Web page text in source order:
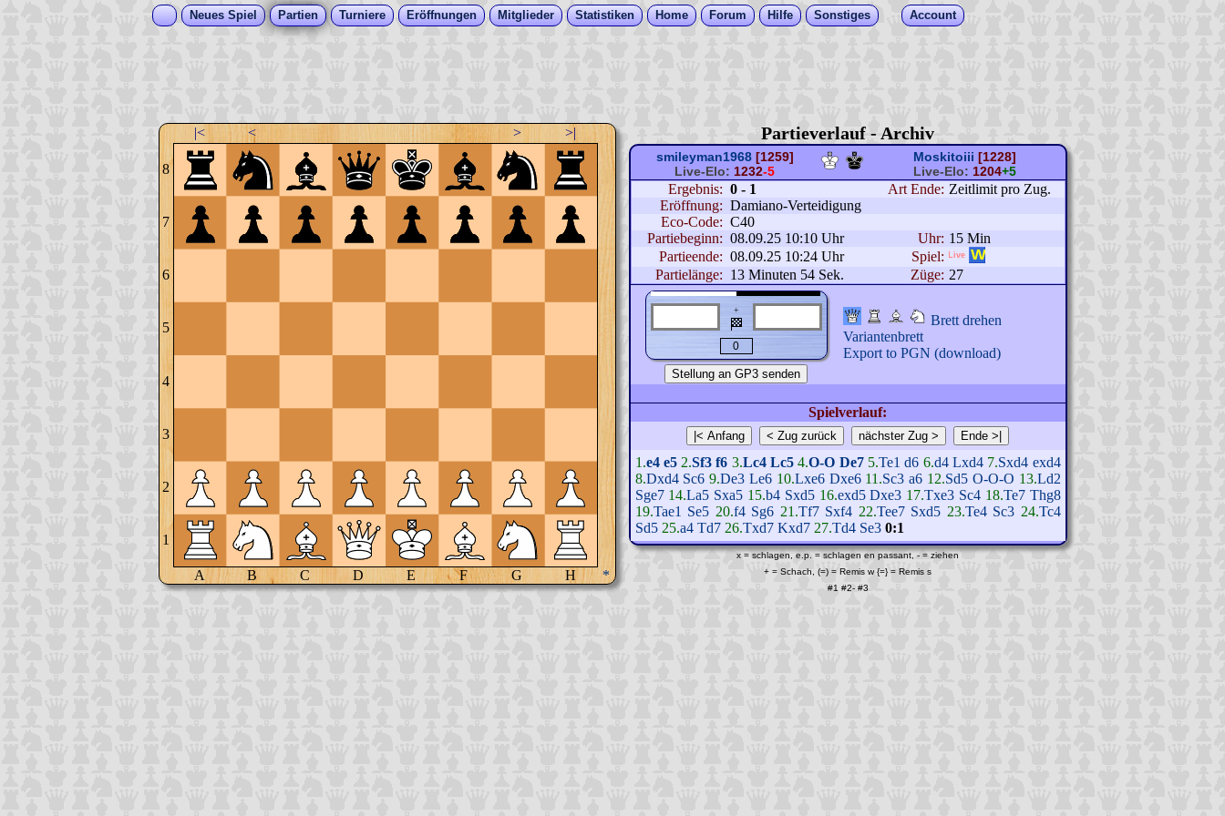
Neues Spiel Partien Turniere Eröffnungen Mitglieder Statistiken Home Forum Hilfe Sonstiges Account
|< < > >|
8
7
6
5
4
3
2
1
A B C D E F G H *
Partieverlauf - Archiv
smileyman1968 [1259]
Live-Elo: 1232-5
Moskitoiii [1228]
Live-Elo: 1204+5
Ergebnis: 0 - 1 Art Ende: Zeitlimit pro Zug.
Eröffnung: Damiano-Verteidigung
Eco-Code: C40
Partiebeginn: 08.09.25 10:10 Uhr Uhr: 15 Min
Partieende: 08.09.25 10:24 Uhr
Spiel:
Partielänge: 13 Minuten 54 Sek. Züge: 27
+
🏁
Brett drehen
Variantenbrett
Export to PGN (download)
Spielverlauf:
1.e4 e5 2.Sf3 f6 3.Lc4 Lc5 4.O-O De7 5.Te1 d6 6.d4 Lxd4 7.Sxd4 exd4
8.Dxd4 Sc6 9.De3 Le6 10.Lxe6 Dxe6 11.Sc3 a6 12.Sd5 O-O-O 13.Ld2
Sge7 14.La5 Sxa5 15.b4 Sxd5 16.exd5 Dxe3 17.Txe3 Sc4 18.Te7 Thg8
19.Tae1 Se5 20.f4 Sg6 21.Tf7 Sxf4 22.Tee7 Sxd5 23.Te4 Sc3 24.Tc4
Sd5 25.a4 Td7 26.Txd7 Kxd7 27.Td4 Se3 0:1
x = schlagen, e.p. = schlagen en passant, - = ziehen
+ = Schach, (=) = Remis w {=} = Remis s
#1 #2-#3